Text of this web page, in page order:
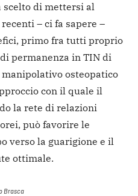
scelto di mettersi al
– ci fa sapere –
primo fra tutti proprio
permanenza in TIN di
osteopatico
con il quale il
la rete di relazioni
può favorire le
verso la guarigione e il
ottimale.
Brasca